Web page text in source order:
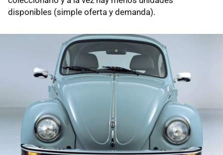
disponibles (simple oferta y demanda).